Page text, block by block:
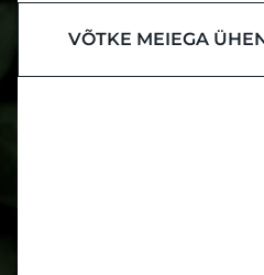
VÕTKE MEIEGA